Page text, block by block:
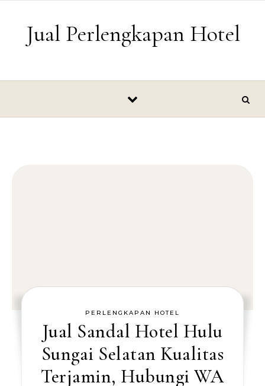
Jual Perlengkapan Hotel
PERLENGKAPAN HOTEL
Jual Sandal Hotel Hulu
Sungai Selatan Kualitas
Terjamin, Hubungi WA